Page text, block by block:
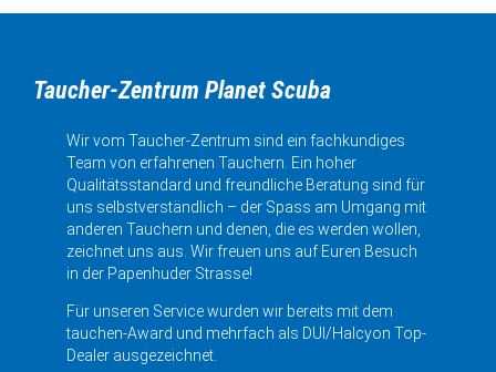
Taucher-Zentrum Planet Scuba
Wir vom Taucher-Zentrum sind ein fachkundiges
Team von erfahrenen Tauchern. Ein hoher
Qualitätsstandard und freundliche Beratung sind für
uns selbstverständlich – der Spass am Umgang mit
anderen Tauchern und denen, die es werden wollen,
zeichnet uns aus. Wir freuen uns auf Euren Besuch
in der Papenhuder Strasse!
Für unseren Service wurden wir bereits mit dem
tauchen-Award und mehrfach als DUI/Halcyon Top-
Dealer ausgezeichnet.